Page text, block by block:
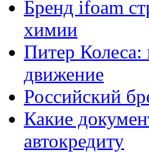
Бренд ifoam
химии
Питер Колеса:
движение
Российский
Какие
автокредиту